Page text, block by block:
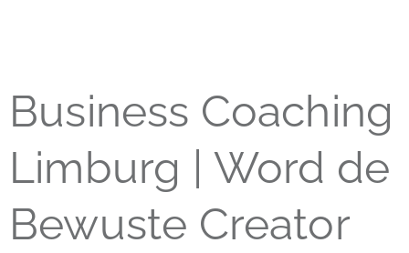
Business Coaching
Limburg | Word de
Bewuste Creator